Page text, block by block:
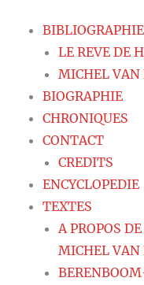
BIBLIOGRAPHIE
LE REVE DE
MICHEL VAN
BIOGRAPHIE
CHRONIQUES
CONTACT
CREDITS
ENCYCLOPEDIE
TEXTES
A PROPOS
MICHEL VAN